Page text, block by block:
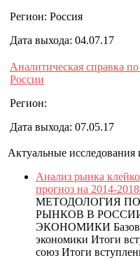
Регион: Россия
Дата выхода: 04.07.17
Аналитическая справка
России
Регион:
Дата выхода: 07.05.17
Актуальные исследования
Анализ рынка
прогноз на 2014-2018
МЕТОДОЛОГИЯ
РЫНКОВ В
ЭКОНОМИКИ
экономики Итоги
союз Итоги